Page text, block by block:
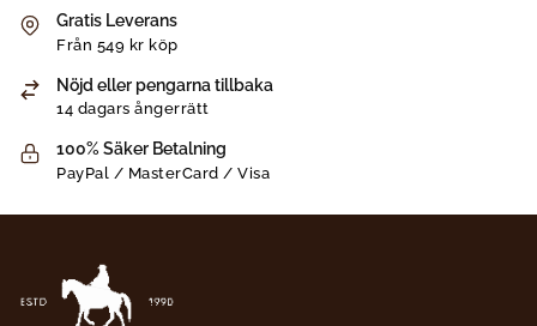
Gratis Leverans
Från 549 kr köp
Nöjd eller pengarna tillbaka
14 dagars ångerrätt
100% Säker Betalning
PayPal / MasterCard / Visa